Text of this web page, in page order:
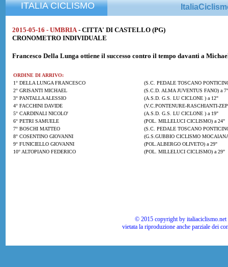
ITALIA CICLISMO
2015-05-16 - UMBRIA - CITTA' DI CASTELLO (PG)
CRONOMETRO INDIVIDUALE
Francesco Della Lunga ottiene il successo contro il tempo davanti a
ORDINE DI ARRIVO:
1° DELLA LUNGA FRANCESCO
(S.C. PEDALE TOSCANO
2° GRISANTI MICHAEL
(S.C.D. ALMA JUVENTUS FANO) a 7"
3° PANTALLA ALESSIO
(A.S.D. G.S. LU CICLONE ) a 12"
4° FACCHINI DAVIDE
(V.C.PONTENURE-RASCHIANTI-
5° CARDINALI NICOLO'
(A.S.D. G.S. LU CICLONE ) a 19"
6° PETRI SAMUELE
(POL. MILLELUCI CICLISMO) a 24"
7° BOSCHI MATTEO
(S.C. PEDALE TOSCANO
8° COSENTINO GIOVANNI
(G.S.GUBBIO CICLISMO
9° FUNICIELLO GIOVANNI
(POL.ALBERGO OLIVETO) a 29"
10° ALTOPIANO FEDERICO
(POL. MILLELUCI CICLISMO) a 29"
© 2015 copyright by
vietata la riproduzione anche parziale dei